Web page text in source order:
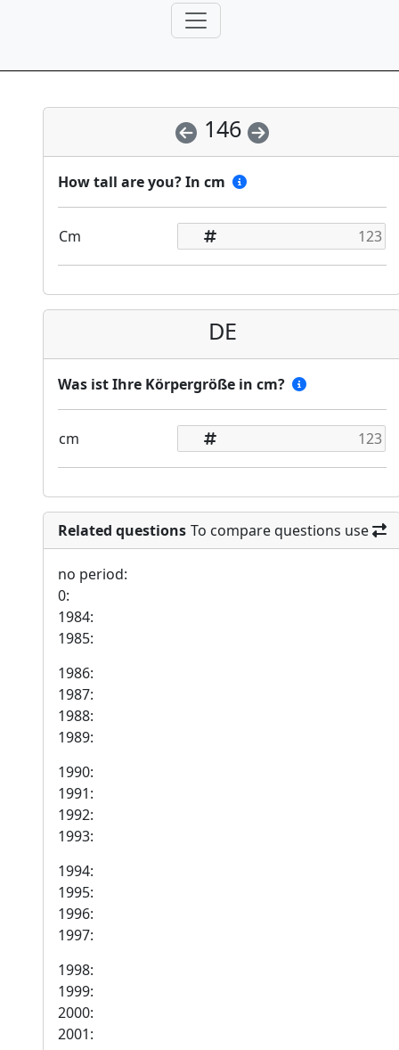
146
How tall are you? In cm
Cm
DE
Was ist Ihre Körpergröße in cm?
cm
Related questions To compare questions use
no period:
0:
1984:
1985:
1986:
1987:
1988:
1989:
1990:
1991:
1992:
1993:
1994:
1995:
1996:
1997:
1998:
1999:
2000:
2001: